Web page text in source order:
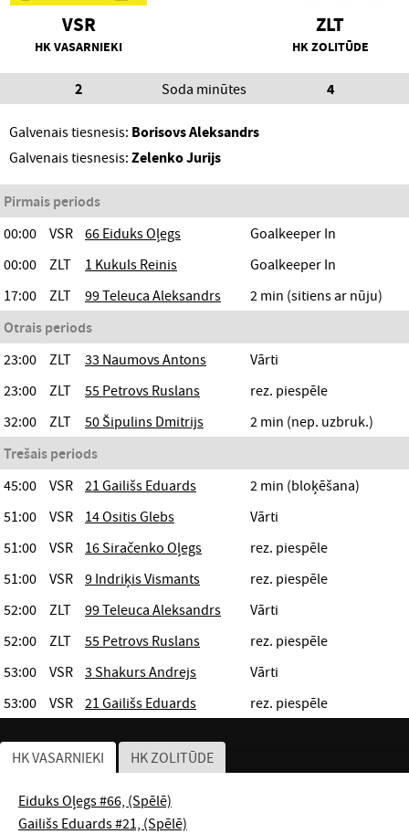
VSR
HK VASARNIEKI
ZLT
HK ZOLITŪDE
2 Soda minūtes 4
Galvenais tiesnesis: Borisovs Aleksandrs
Galvenais tiesnesis: Zelenko Jurijs
Pirmais periods
00:00
VSR 66 Eiduks Oļegs
Goalkeeper In
00:00
ZLT 1 Kukuls Reinis
Goalkeeper In
17:00
ZLT 99 Teleuca Aleksandrs
2 min (sitiens ar nūju)
Otrais periods
23:00
ZLT 33 Naumovs Antons
Vārti
23:00
ZLT 55 Petrovs Ruslans
rez. piespēle
32:00
ZLT 50 Šipulins Dmitrijs
2 min (nep. uzbruk.)
Trešais periods
45:00
VSR 21 Gailišs Eduards
2 min (bloķēšana)
51:00
VSR 14 Ositis Glebs
Vārti
51:00
VSR 16 Siračenko Oļegs
rez. piespēle
51:00
VSR 9 Indriķis Vismants
rez. piespēle
52:00
ZLT 99 Teleuca Aleksandrs
Vārti
52:00
ZLT 55 Petrovs Ruslans
rez. piespēle
53:00
VSR 3 Shakurs Andrejs
Vārti
53:00
VSR 21 Gailišs Eduards rez. piespēle
HK VASARNIEKI HK ZOLITŪDE
Eiduks Oļegs #66, (Spēlē)
Gailišs Eduards #21, (Spēlē)